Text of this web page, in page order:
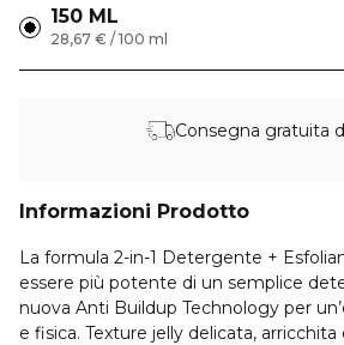
150 ML
28,67 € / 100 ml
Consegna gratuita
Informazioni Prodotto
La formula 2-in-1 Detergente +
essere più potente di un semplice
nuova Anti Buildup Technology per
e fisica. Texture jelly delicata, arricchita